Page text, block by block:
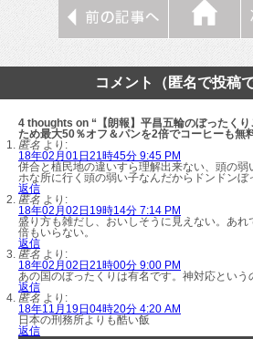
コメント（匿名で投稿
4 thoughts on “【朗報】平昌五輪のぼったく
ため最大50％オフ＆パンを2倍でコーヒーも
匿名 より:
18年02月01日21時45分 9:45 PM
併合と植民地の違いすら理解出来ない、頭の
ホな所に行く頭の弱い子なんだからドンドンぼ
返信
匿名 より:
18年02月02日19時14分 7:14 PM
盛り方も雑だし、おいしそうに見えない。あ
倍もいらない。
返信
匿名 より:
18年02月02日21時00分 9:00 PM
あの国のぼったくりは有名です。神対応という
返信
匿名 より:
18年11月19日04時20分 4:20 AM
日本の刑務所よりも酷い飯
返信